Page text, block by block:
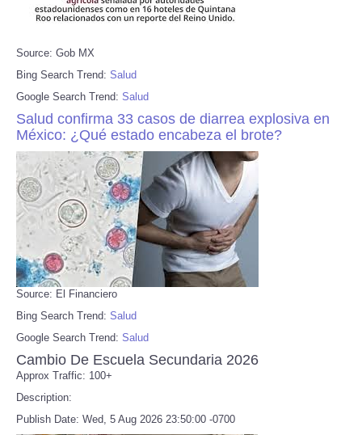
Source: Gob MX
Bing Search Trend: Salud
Google Search Trend: Salud
Salud confirma 33 casos de diarrea explosiva en
México: ¿Qué estado encabeza el brote?
Source: El Financiero
Bing Search Trend: Salud
Google Search Trend: Salud
Cambio De Escuela Secundaria 2026
Approx Traffic: 100+
Description:
Publish Date: Wed, 5 Aug 2026 23:50:00 -0700